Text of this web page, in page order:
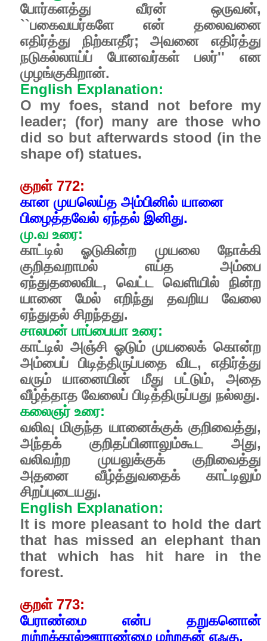
போர்களத்து வீரன் ஒருவன்,
``பகைவயர்களே என் தலைவனை
எதிர்த்து நிற்காதீர்; அவனை எதிர்த்து
நடுகல்லாய்ப் போனவர்கள் பலர்'' என
முழங்குகிறான்.
English Explanation:
O my foes, stand not before my
leader; (for) many are those who
did so but afterwards stood (in the
shape of) statues.
குறள் 772:
கான முயலெய்த அம்பினில் யானை
பிழைத்தவேல் ஏந்தல் இனிது.
மு.வ உரை:
காட்டில் ஓடுகின்ற முயலை நோக்கி
குறிதவறாமல் எய்த அம்பை
ஏந்துதலைவிட, வெட்ட வெளியில் நின்ற
யானை மேல் எறிந்து தவறிய வேலை
ஏந்துதல் சிறந்தது.
சாலமன் பாப்பையா உரை:
காட்டில் அஞ்சி ஓடும் முயலைக் கொன்ற
அம்பைப் பிடித்திருப்பதை விட, எதிர்த்து
வரும் யானையின் மீது பட்டும், அதை
வீழ்த்தாத வேலைப் பிடித்திருப்பது நல்லது.
கலைஞர் உரை:
வலிவு மிகுந்த யானைக்குக் குறிவைத்து,
அந்தக் குறிதப்பினாலும்கூட அது,
வலிவற்ற முயலுக்குக் குறிவைத்து
அதனை வீழ்த்துவதைக் காட்டிலும்
சிறப்புடையது.
English Explanation:
It is more pleasant to hold the dart
that has missed an elephant than
that which has hit hare in the
forest.
குறள் 773:
பேராண்மை என்ப தறுகனொன்
றுற்றக்கால்ஊராண்மை மற்றதன் எஃகு.